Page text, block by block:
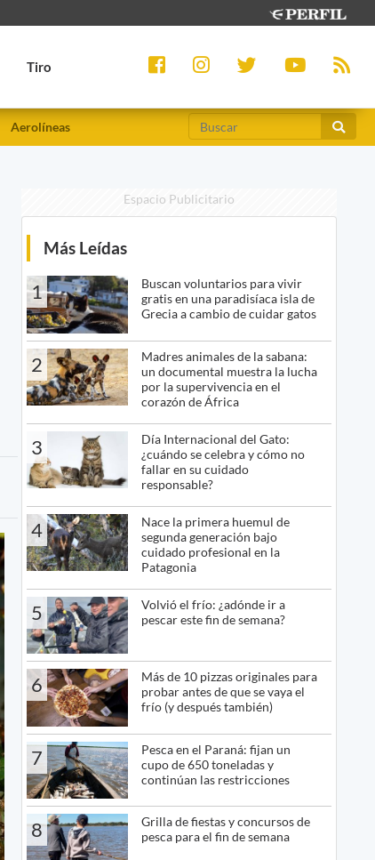
Tiro
Aerolíneas
Espacio Publicitario
Más Leídas
1
Buscan voluntarios para vivir
gratis en una paradisíaca isla de
Grecia a cambio de cuidar gatos
2
Madres animales de la sabana:
un documental muestra la lucha
por la supervivencia en el
corazón de África
3
Día Internacional del Gato:
¿cuándo se celebra y cómo no
fallar en su cuidado
responsable?
4
Nace la primera huemul de
segunda generación bajo
cuidado profesional en la
Patagonia
5
Volvió el frío: ¿adónde ir a
pescar este fin de semana?
6
Más de 10 pizzas originales para
probar antes de que se vaya el
frío (y después también)
7
Pesca en el Paraná: fijan un
cupo de 650 toneladas y
continúan las restricciones
8
Grilla de fiestas y concursos de
pesca para el fin de semana